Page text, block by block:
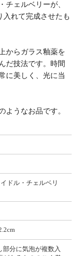
チェルベリーが、
入れて完成させたも
からガラス釉薬を
だ技法です。時間
に美しく、光に当
ようなお品です。
ドル・チェルベリ
分に気泡が複数入